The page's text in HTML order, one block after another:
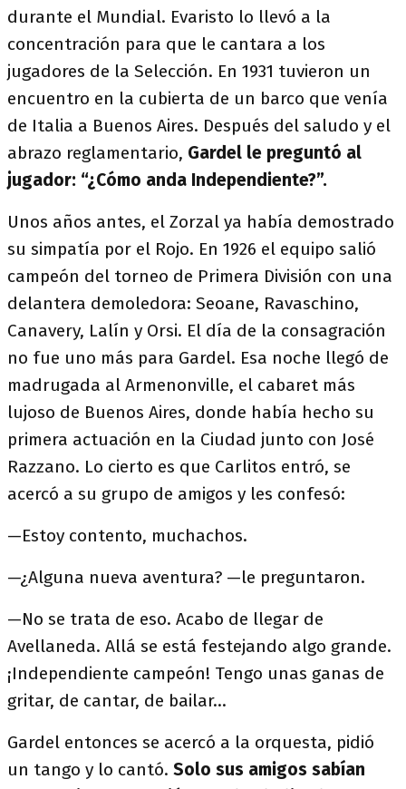
durante el Mundial. Evaristo lo llevó a la
concentración para que le cantara a los
jugadores de la Selección. En 1931 tuvieron un
encuentro en la cubierta de un barco que venía
de Italia a Buenos Aires. Después del saludo y el
abrazo reglamentario, Gardel le preguntó al
jugador: “¿Cómo anda Independiente?”.
Unos años antes, el Zorzal ya había demostrado
su simpatía por el Rojo. En 1926 el equipo salió
campeón del torneo de Primera División con una
delantera demoledora: Seoane, Ravaschino,
Canavery, Lalín y Orsi. El día de la consagración
no fue uno más para Gardel. Esa noche llegó de
madrugada al Armenonville, el cabaret más
lujoso de Buenos Aires, donde había hecho su
primera actuación en la Ciudad junto con José
Razzano. Lo cierto es que Carlitos entró, se
acercó a su grupo de amigos y les confesó:
—Estoy contento, muchachos.
—¿Alguna nueva aventura? —le preguntaron.
—No se trata de eso. Acabo de llegar de
Avellaneda. Allá se está festejando algo grande.
¡Independiente campeón! Tengo unas ganas de
gritar, de cantar, de bailar…
Gardel entonces se acercó a la orquesta, pidió
un tango y lo cantó. Solo sus amigos sabían